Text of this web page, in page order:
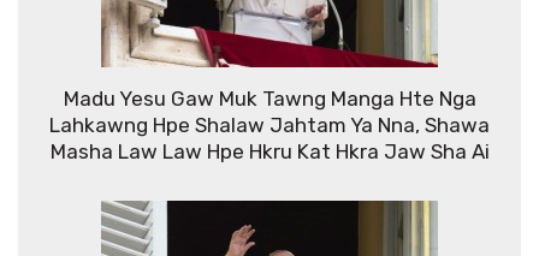
Madu Yesu Gaw Muk Tawng Manga Hte Nga
Lahkawng Hpe Shalaw Jahtam Ya Nna, Shawa
Masha Law Law Hpe Hkru Kat Hkra Jaw Sha Ai